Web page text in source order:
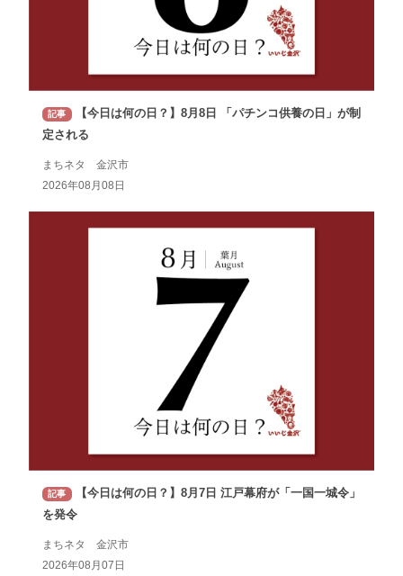
記事
【今日は何の日？】8月8日 「パチンコ供養の日」が制
定される
まちネタ 金沢市
2026年08月08日
記事
【今日は何の日？】8月7日 江戸幕府が「一国一城令」
を発令
まちネタ 金沢市
2026年08月07日